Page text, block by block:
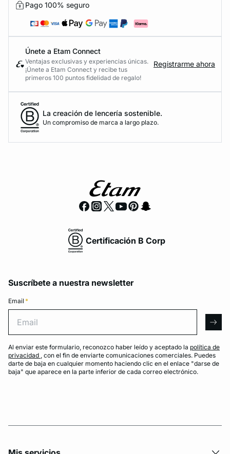
Pago 100% seguro
Únete a Etam Connect
Ventajas exclusivas y experiencias únicas.
¡Únete a Etam Connect y recibe tus
primeros 100 puntos fidelidad de regalo!
Registrarme ahora
La creación de lencería sostenible.
Un compromiso de marca a largo plazo.
Certificación B Corp
Suscríbete a nuestra newsletter
Email *
Al enviar este formulario, reconozco haber leído y aceptado la política de
privacidad , con el fin de enviarte comunicaciones comerciales. Puedes
darte de baja en cualquier momento haciendo clic en el enlace "darse de
baja" que aparece en la parte inferior de cada correo electrónico.